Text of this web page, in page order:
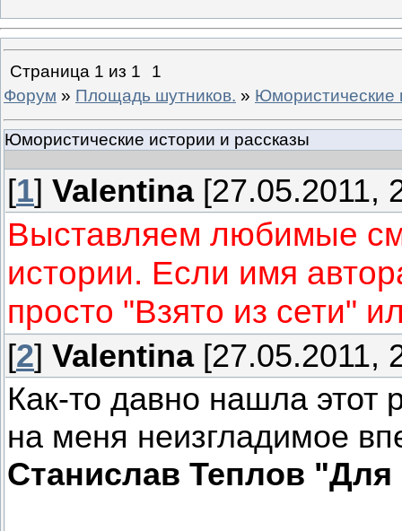
Страница 1 из 1
1
Форум » Площадь шутников. » Юмористические
Юмористические истории и рассказы
[1] Valentina[27.05.2011,
Выставляем любимые
истории. Если имя
просто "Взято из сети"
[2] Valentina[27.05.2011,
Как-то давно нашла этот
на меня неизгладимое
Станислав Теплов